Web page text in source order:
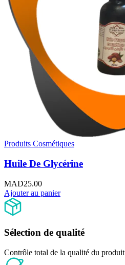
Produits Cosmétiques
Huile De Glycérine
MAD25.00
Ajouter au panier
Sélection de qualité
Contrôle total de la qualité du produit